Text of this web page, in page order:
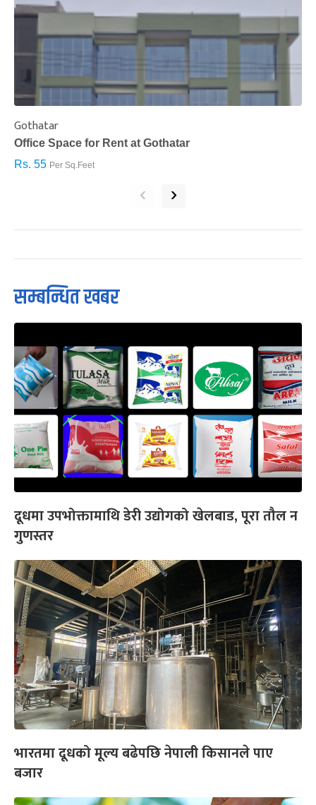
Gothatar
Office Space for Rent at Gothatar
Rs. 55 Per Sq.Feet
‹ ›
सम्बन्धित खबर
दूधमा उपभोक्तामाथि डेरी उद्योगको खेलबाड, पूरा तौल न
गुणस्तर
भारतमा दूधको मूल्य बढेपछि नेपाली किसानले पाए
बजार